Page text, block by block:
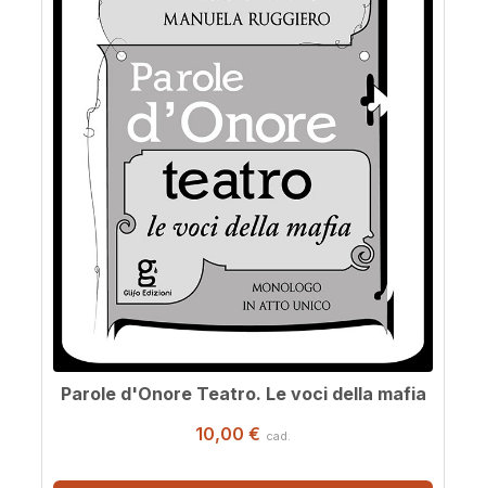
10,00 € cad.
Parole d'Onore Teatro. Le voci della mafia